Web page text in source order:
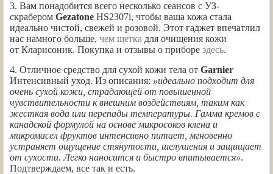
3. Вам понадобится всего несколько сеансов с УЗ-
скрабером Gezatone HS2307i, чтобы ваша кожа стала
идеально чистой, свежей и розовой. Этот гаджет впечатлил
нас намного больше, чем щетка для очищения кожи
от Кларисоник. Покупка и отзывы о приборе здесь.
4. Отличное средство для сухой кожи тела от Garnier
Интенсивный уход. Из описания: »идеально подходит для
очень сухой кожи, страдающей от повышенной
чувствительности к внешним воздействиям, таким как
жесткая вода или перепады температуры. Гамма кремов с
канадской формулой на основе микросоков клена и
микромасел фруктов интенсивно питает, мгновенно
устраняет ощущение стянутости, шелушения и защищает
от сухости. Легко наносится и быстро впитывается».
Подтверждаем, все так и есть.